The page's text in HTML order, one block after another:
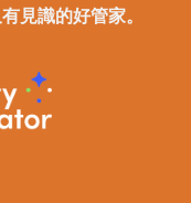
見識的好管家。